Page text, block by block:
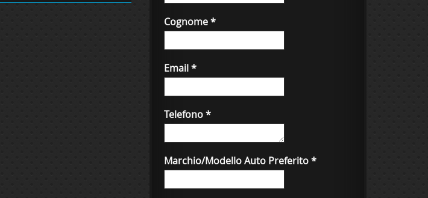
Cognome*
Email*
Telefono*
Marchio/Modello Auto Preferito*